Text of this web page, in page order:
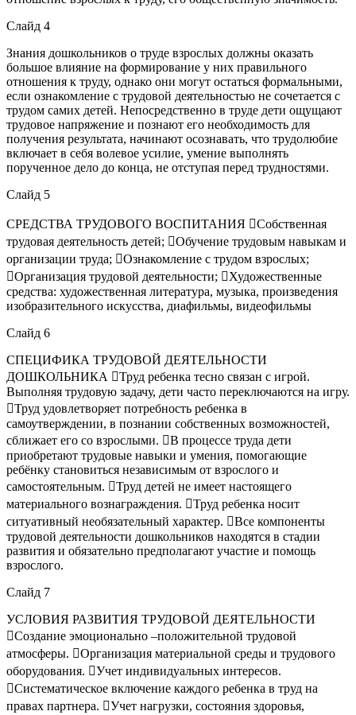
Слайд 4
Знания дошкольников о труде взрослых должны оказать
большое влияние на формирование у них правильного
отношения к труду, однако они могут остаться формальными,
если ознакомление с трудовой деятельностью не сочетается с
трудом самих детей. Непосредственно в труде дети ощущают
трудовое напряжение и познают его необходимость для
получения результата, начинают осознавать, что трудолюбие
включает в себя волевое усилие, умение выполнять
порученное дело до конца, не отступая перед трудностями.
Слайд 5
СРЕДСТВА ТРУДОВОГО ВОСПИТАНИЯ Собственная
трудовая деятельность детей; Обучение трудовым навыкам и
организации труда; Ознакомление с трудом взрослых;
Организация трудовой деятельности; Художественные
средства: художественная литература, музыка, произведения
изобразительного искусства, диафильмы, видеофильмы
Слайд 6
СПЕЦИФИКА ТРУДОВОЙ ДЕЯТЕЛЬНОСТИ
ДОШКОЛЬНИКА Труд ребенка тесно связан с игрой.
Выполняя трудовую задачу, дети часто переключаются на игру.
Труд удовлетворяет потребность ребенка в
самоутверждении, в познании собственных возможностей,
сближает его со взрослыми. В процессе труда дети
приобретают трудовые навыки и умения, помогающие
ребёнку становиться независимым от взрослого и
самостоятельным. Труд детей не имеет настоящего
материального вознаграждения. Труд ребенка носит
ситуативный необязательный характер. Все компоненты
трудовой деятельности дошкольников находятся в стадии
развития и обязательно предполагают участие и помощь
взрослого.
Слайд 7
УСЛОВИЯ РАЗВИТИЯ ТРУДОВОЙ ДЕЯТЕЛЬНОСТИ
Создание эмоционально –положительной трудовой
атмосферы. Организация материальной среды и трудового
оборудования. Учет индивидуальных интересов.
Систематическое включение каждого ребенка в труд на
правах партнера. Учет нагрузки, состояния здоровья,